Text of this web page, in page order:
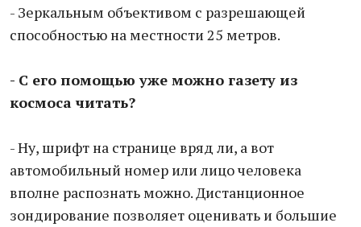
- Зеркальным объективом с разрешающей
способностью на местности 25 метров.
- С его помощью уже можно газету из
космоса читать?
- Ну, шрифт на странице вряд ли, а вот
автомобильный номер или лицо человека
вполне распознать можно. Дистанционное
зондирование позволяет оценивать и большие